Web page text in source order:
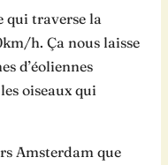
qui traverse la
h. Ça nous laisse
d’éoliennes
oiseaux qui
Amsterdam que